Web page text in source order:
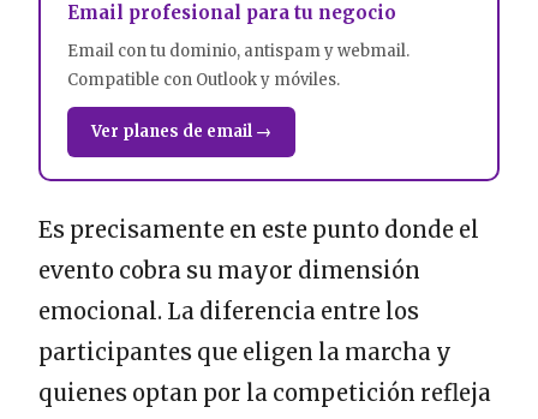
Email profesional para tu negocio
Email con tu dominio, antispam y webmail.
Compatible con Outlook y móviles.
Ver planes de email →
Es precisamente en este punto donde el
evento cobra su mayor dimensión
emocional. La diferencia entre los
participantes que eligen la marcha y
quienes optan por la competición refleja